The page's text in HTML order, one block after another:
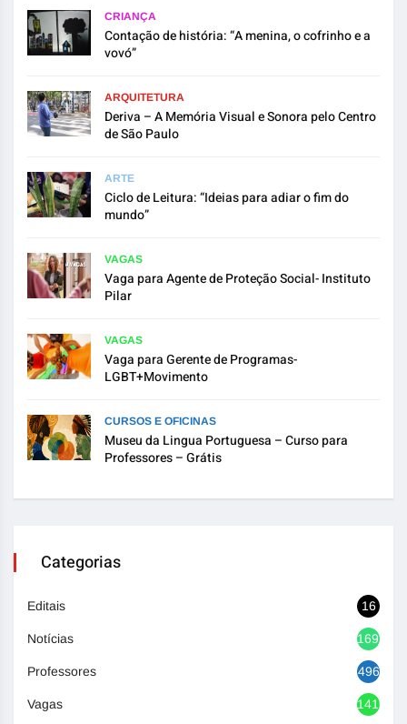
CRIANÇA
Contação de história: “A menina, o cofrinho e a
vovó”
ARQUITETURA
Deriva – A Memória Visual e Sonora pelo Centro
de São Paulo
ARTE
Ciclo de Leitura: “Ideias para adiar o fim do
mundo”
VAGAS
Vaga para Agente de Proteção Social- Instituto
Pilar
VAGAS
Vaga para Gerente de Programas-
LGBT+Movimento
CURSOS E OFICINAS
Museu da Lingua Portuguesa – Curso para
Professores – Grátis
Categorias
Editais 16
Notícias 1692
Professores 496
Vagas 1416